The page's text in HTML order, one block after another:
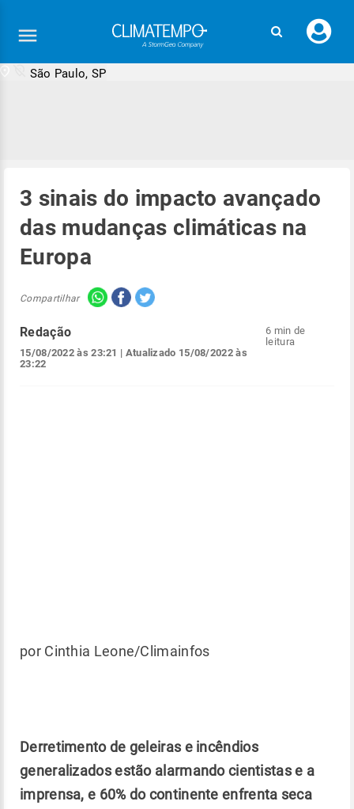
seu
São Paulo, SP
3 sinais do impacto avançado
das mudanças climáticas na
Europa
Compartilhar
Redação
15/08/2022 às 23:21 | Atualizado 15/08/2022 às
23:22
6 min de
leitura
por Cinthia Leone/Climainfos
Derretimento de geleiras e incêndios
generalizados estão alarmando cientistas e a
imprensa, e 60% do continente enfrenta seca